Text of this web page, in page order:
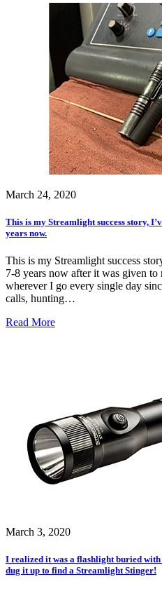
March 24, 2020
This is my Streamlight success story,
years now.
This is my Streamlight success
7-8 years now after it was given to
wherever I go every single day
calls, hunting…
Read More
March 3, 2020
I realized it was a flashlight buried
dug it up to find a Streamlight Stinger!